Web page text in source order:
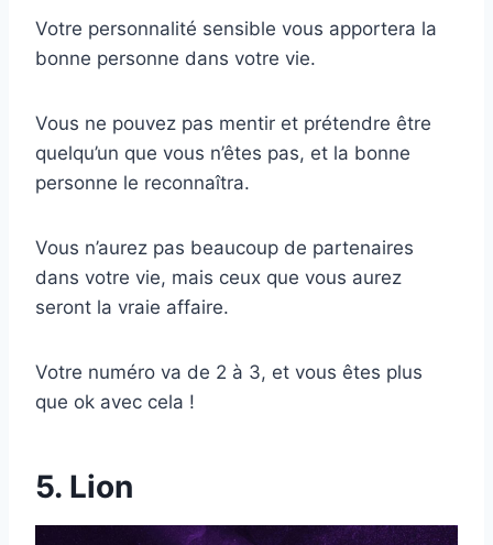
Votre personnalité sensible vous apportera la
bonne personne dans votre vie.
Vous ne pouvez pas mentir et prétendre être
quelqu’un que vous n’êtes pas, et la bonne
personne le reconnaîtra.
Vous n’aurez pas beaucoup de partenaires
dans votre vie, mais ceux que vous aurez
seront la vraie affaire.
Votre numéro va de 2 à 3, et vous êtes plus
que ok avec cela !
5. Lion